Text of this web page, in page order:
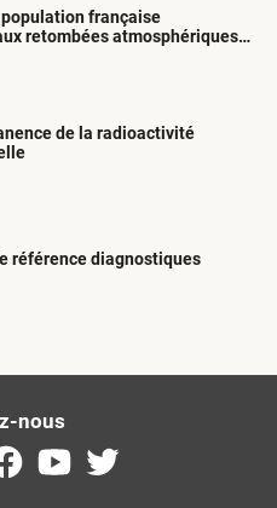
française
retombées atmosphériques
1945
de la radioactivité
référence diagnostiques
nous